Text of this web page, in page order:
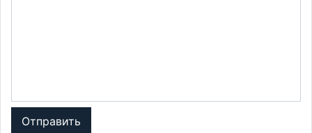
Отправить